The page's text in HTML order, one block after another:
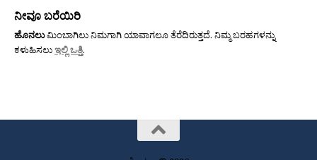
ನೀವೂ ಬರೆಯಿರಿ
ಹೊನಲುಮಿಂಬಾಗಿಲು ನಿಮಗಾಗಿ ಯಾವಾಗಲೂ ತೆರೆದಿರುತ್ತದೆ. ನಿಮ್ಮ ಬರಹಗಳನ್ನು
ಕಳುಹಿಸಲುಇಲ್ಲಿ ಒತ್ತಿ.